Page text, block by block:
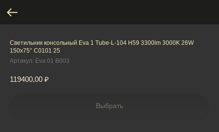
Светильник консольный Eva 1 Tube-L-104 H59 3300lm 3000K 26W
150x75° C0101 25
Артикул: Eva 01 B003
119400,00 ₽
Выбрать